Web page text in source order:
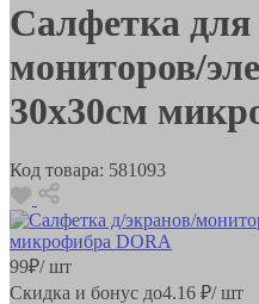
Салфетка для
мониторов/
30х30см
Код товара: 581093
99₽/ шт
Скидка и бонус до4.16 ₽/ шт